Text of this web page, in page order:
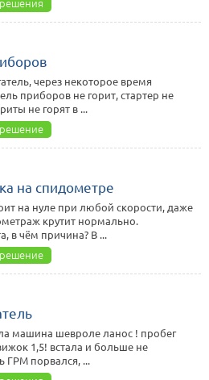
через некоторое время
приборов не горит, стартер не
не горят в ...
на спидометре
на нуле при любой скорости, даже
крутит нормально.
в чём причина? В ...
машина шевроле ланос ! пробег
1,5! встала и больше не
ГРМ порвался, ...